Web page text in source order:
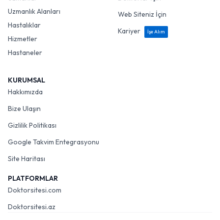
Uzmanlık Alanları
Hastalıklar
Hizmetler
Hastaneler
Web Siteniz İçin
Kariyer
İşe Alım
KURUMSAL
Hakkımızda
Bize Ulaşın
Gizlilik Politikası
Google Takvim Entegrasyonu
Site Haritası
PLATFORMLAR
Doktorsitesi.com
Doktorsitesi.az